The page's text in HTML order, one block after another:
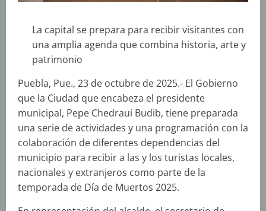
La capital se prepara para recibir visitantes con
una amplia agenda que combina historia, arte y
patrimonio
Puebla, Pue., 23 de octubre de 2025.- El Gobierno
que la Ciudad que encabeza el presidente
municipal, Pepe Chedraui Budib, tiene preparada
una serie de actividades y una programación con la
colaboración de diferentes dependencias del
municipio para recibir a las y los turistas locales,
nacionales y extranjeros como parte de la
temporada de Día de Muertos 2025.